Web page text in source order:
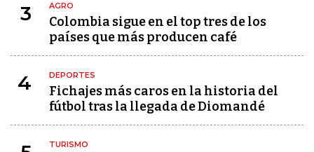
3 AGRO
Colombia sigue en el top tres de los
países que más producen café
4 DEPORTES
Fichajes más caros en la historia del
fútbol tras la llegada de Diomandé
TURISMO